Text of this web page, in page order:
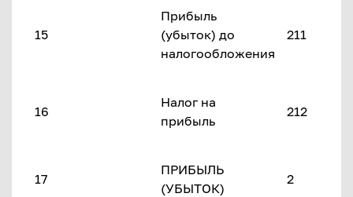
15
Прибыль
(убыток) до
налогообложения
211
16
Налог на
прибыль
212
17
ПРИБЫЛЬ
(УБЫТОК)
2